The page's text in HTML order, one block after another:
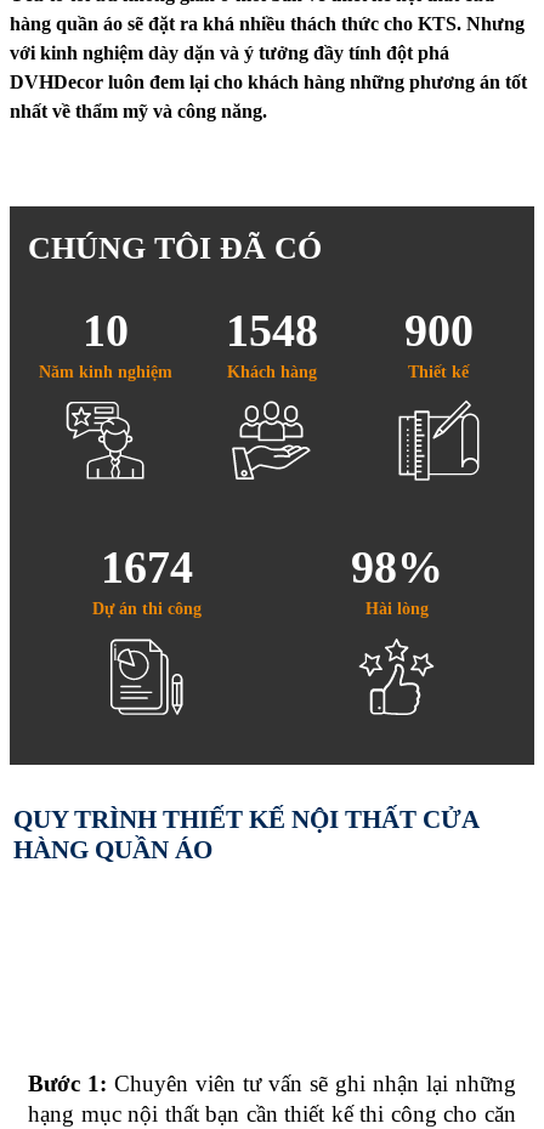
hàng quần áo sẽ đặt ra khá nhiều thách thức cho KTS. Nhưng
với kinh nghiệm dày dặn và ý tưởng đầy tính đột phá
DVHDecor luôn đem lại cho khách hàng những phương án tốt
nhất về thẩm mỹ và công năng.
CHÚNG TÔI ĐÃ CÓ
10
Năm kinh nghiệm
1548
Khách hàng
900
Thiết kế
1674
Dự án thi công
98%
Hài lòng
QUY TRÌNH THIẾT KẾ NỘI THẤT CỬA
HÀNG QUẦN ÁO
Bước 1: Chuyên viên tư vấn sẽ ghi nhận lại những
hạng mục nội thất bạn cần thiết kế thi công cho căn